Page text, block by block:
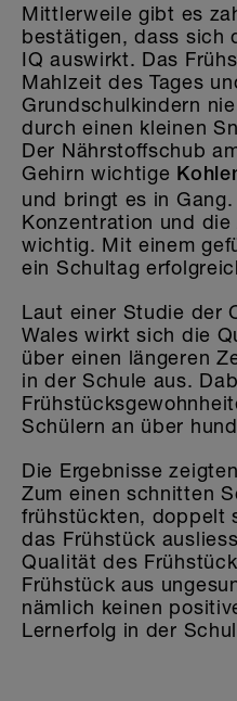
Mittlerweile gibt es
bestätigen, dass sich
IQ auswirkt. Das
Mahlzeit des Tages
Grundschulkindern
durch einen kleinen
Der Nährstoffschub
Gehirn wichtige
und bringt es in
Konzentration und
wichtig. Mit einem
ein Schultag
Laut einer Studie der
Wales wirkt sich die
über einen längeren
in der Schule aus.
Schülern an über
Die Ergebnisse
Zum einen schnitten
frühstückten, doppelt
das Frühstück
Qualität des
Frühstück aus
nämlich keinen
Lernerfolg in der